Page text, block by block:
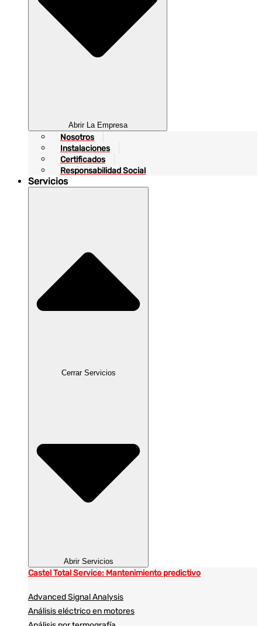
Abrir La Empresa
Nosotros
Instalaciones
Certificados
Responsabilidad Social
Servicios
Cerrar Servicios
Abrir Servicios
Castel Total Service: Mantenimiento predictivo
Advanced Signal Analysis
Análisis eléctrico en motores